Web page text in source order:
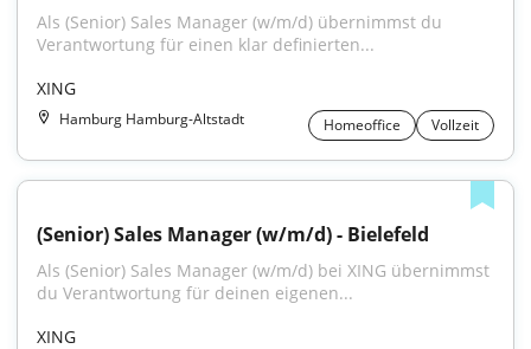
Als (Senior) Sales Manager (w/m/d) übernimmst du
Verantwortung für einen klar definierten...
XING
Hamburg Hamburg-Altstadt Homeoffice Vollzeit
(Senior) Sales Manager (w/m/d) - Bielefeld
Als (Senior) Sales Manager (w/m/d) bei XING übernimmst
du Verantwortung für deinen eigenen...
XING